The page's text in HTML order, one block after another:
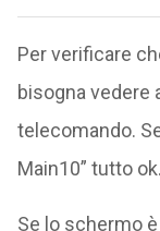
Per verificare
bisogna vedere
telecomando.
Main10” tutto ok.
Se lo schermo